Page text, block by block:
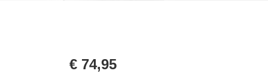
€ 74,95